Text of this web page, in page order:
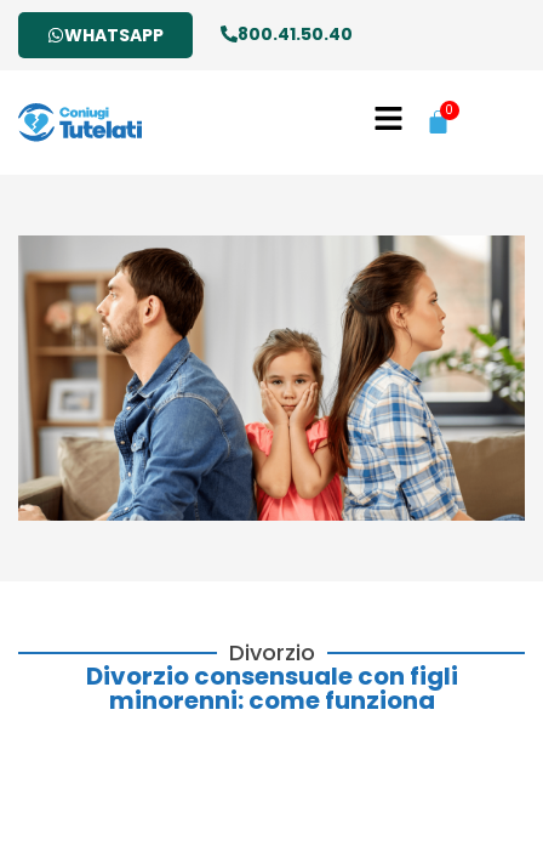
WHATSAPP 800.41.50.40
0
Divorzio
Divorzio consensuale con figli
minorenni: come funziona